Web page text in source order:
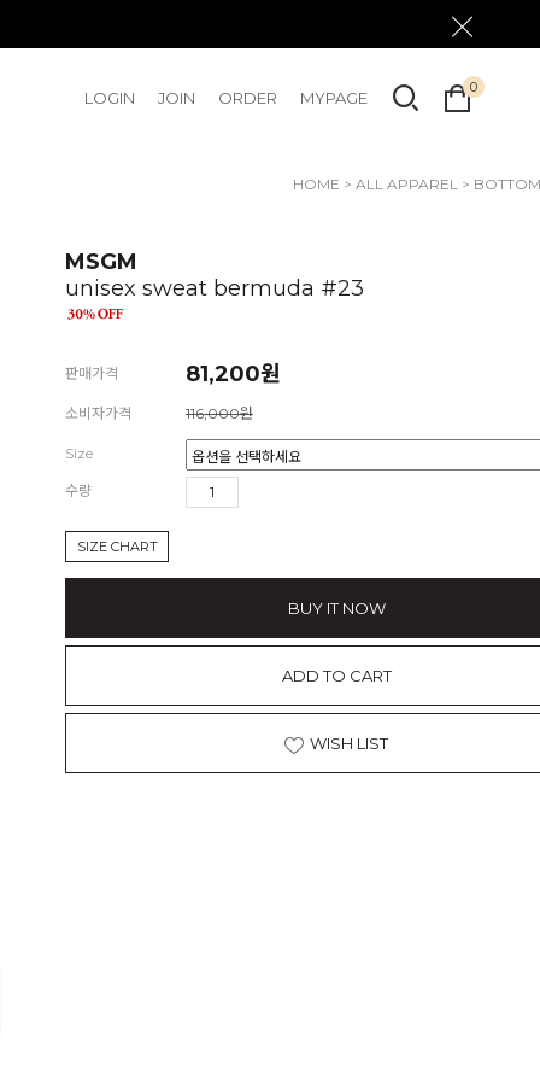
LOGIN JOIN ORDER MYPAGE
0
HOME > ALL APPAREL > BOTTOM
MSGM
unisex sweat bermuda #23
판매가격 81,200원
소비자가격 116,000원
Size
수량
SIZE CHART
BUY IT NOW
ADD TO CART
WISH LIST